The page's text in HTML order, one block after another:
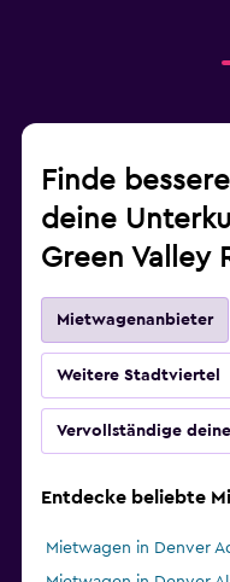
Finde
deine
Green Valley
Mietwagenanbieter
Weitere Stadtviertel
Vervollständige
Entdecke beliebte
Mietwagen in Denver